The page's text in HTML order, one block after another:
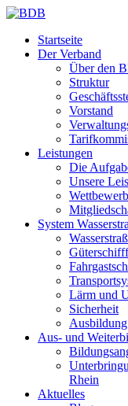
Startseite
Der Verband
Über den
Struktur
Vorstand
Leistungen
Die
Unsere
System
Lärm und
Sicherheit
Ausbildung
Aus- und
Rhein
Aktuelles